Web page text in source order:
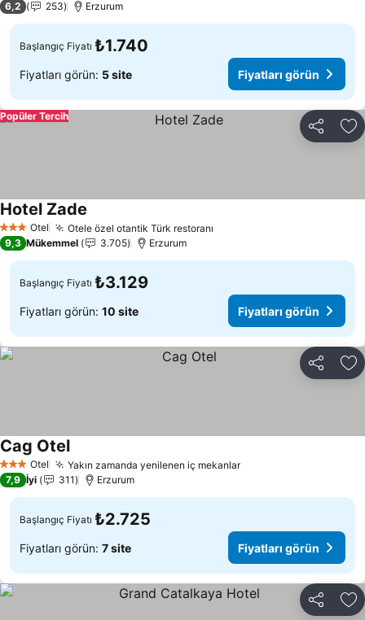
6,2
253 Erzurum
Başlangıç Fiyatı ₺1.740
Fiyatları görün: 5 site Fiyatları görün
Paylaş
Popüler Tercih
3 YıldızOtel Otele özel otantik Türk restoranı
Hotel Zade
9,3 Mükemmel 3.705 Erzurum
Başlangıç Fiyatı ₺3.129
Fiyatları görün: 10 site Fiyatları görün
Paylaş
3 YıldızOtel Yakın zamanda yenilenen iç mekanlar
Cag Otel
7,9 İyi 311 Erzurum
Başlangıç Fiyatı ₺2.725
Fiyatları görün: 7 site Fiyatları görün
Paylaş